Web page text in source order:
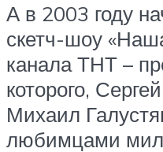
А в 2003 году
скетч-шоу
канала ТНТ –
которого,
Михаил
любимцами